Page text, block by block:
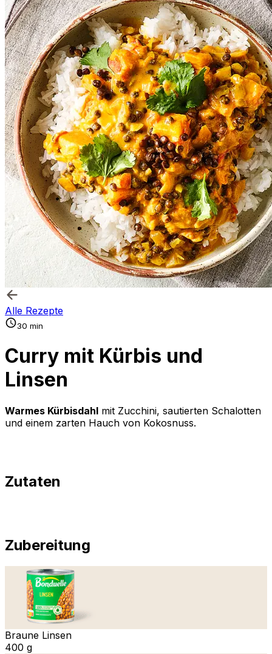
Alle Rezepte
30 min
Curry mit Kürbis und
Linsen
Warmes Kürbisdahl mit Zucchini, sautierten Schalotten
und einem zarten Hauch von Kokosnuss.
Zutaten
Zubereitung
Braune Linsen
400 g